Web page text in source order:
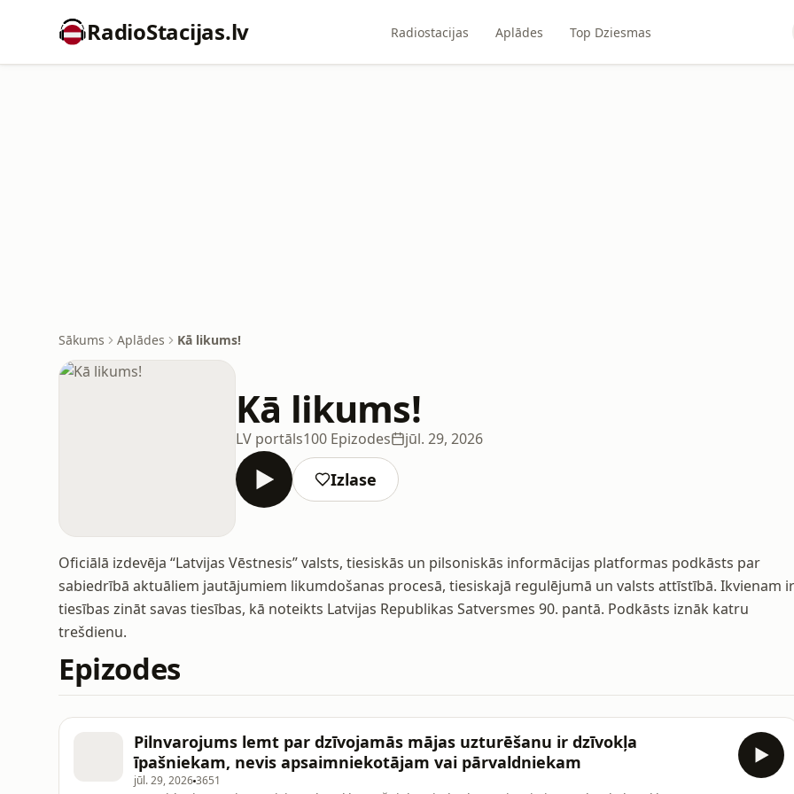
RadioStacijas.lv Radiostacijas Aplādes Top Dziesmas
Sākums Aplādes Kā likums!
Kā likums!
LV portāls100 Epizodes jūl. 29, 2026
Izlase
Oficiālā izdevēja “Latvijas Vēstnesis” valsts, tiesiskās un pilsoniskās informācijas platformas podkāsts par
sabiedrībā aktuāliem jautājumiem likumdošanas procesā, tiesiskajā regulējumā un valsts attīstībā. Ikvienam ir
tiesības zināt savas tiesības, kā noteikts Latvijas Republikas Satversmes 90. pantā. Podkāsts iznāk katru
trešdienu.
Epizodes
Pilnvarojums lemt par dzīvojamās mājas uzturēšanu ir dzīvokļa
īpašniekam, nevis apsaimniekotājam vai pārvaldniekam
jūl. 29, 20263651